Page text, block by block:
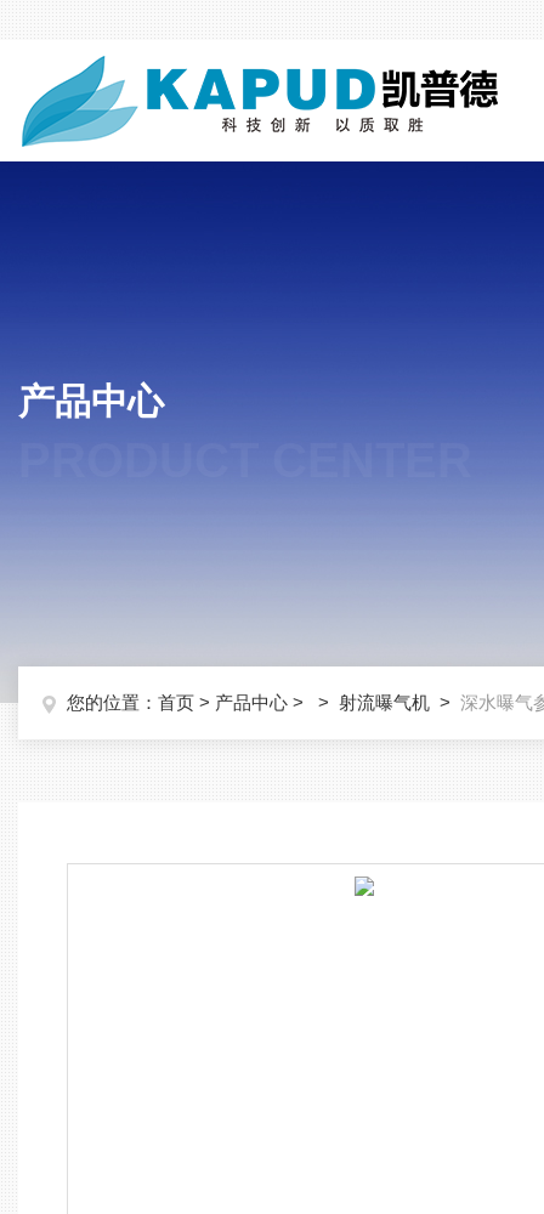
产品中心
您的位置： 首页 > 产品中心 > > 射流曝气机 > 深水曝气